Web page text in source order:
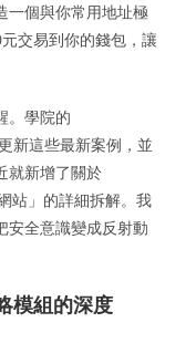
一個與你常用地址極
交易到你的錢包，讓
。學院的
新這些最新案例，並
就新增了關於
站」的詳細拆解。我
安全意識變成反射動
模組的深度